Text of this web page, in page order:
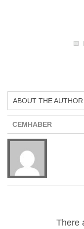
ABOUT THE AUTHOR
CEMHABER
There